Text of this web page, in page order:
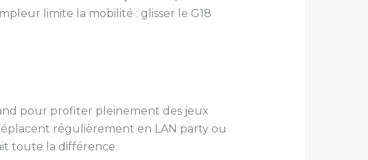
limite la mobilité : glisser le G18
pour profiter pleinement des jeux
régulièrement en LAN party ou
toute la différence.